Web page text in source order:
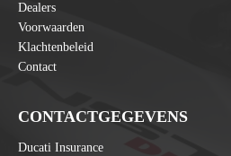
Dealers
Voorwaarden
Klachtenbeleid
Contact
CONTACTGEGEVENS
Ducati Insurance